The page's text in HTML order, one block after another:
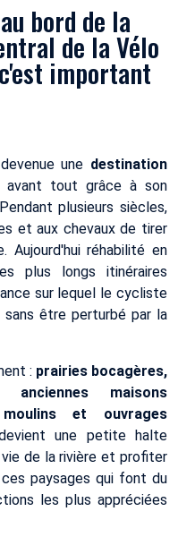
bord de la
de la Vélo
important
une destination
tout grâce à son
plusieurs siècles,
et aux chevaux de tirer
Aujourd'hui réhabilité en
plus longs itinéraires
sur lequel le cycliste
être perturbé par la
: prairies bocagères,
maisons
et ouvrages
une petite halte
de la rivière et profiter
paysages qui font du
les plus appréciées